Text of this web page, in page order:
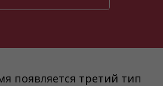
появляется третий тип